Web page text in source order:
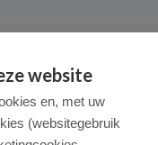
website
en, met uw
(websitegebruik